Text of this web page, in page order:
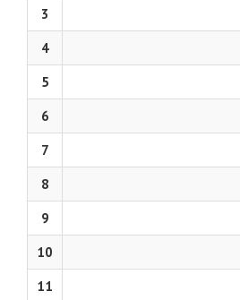
3
4
5
6
7
8
9
10
11